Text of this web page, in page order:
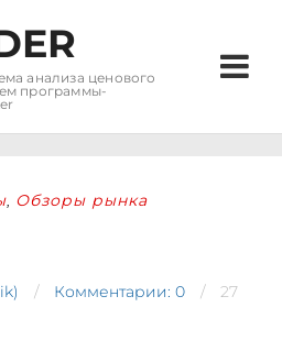
анализа ценового
программы-
, Обзоры рынка
Комментарии: 0
27